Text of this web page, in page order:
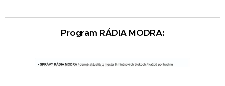
Program RÁDIA MODRA: